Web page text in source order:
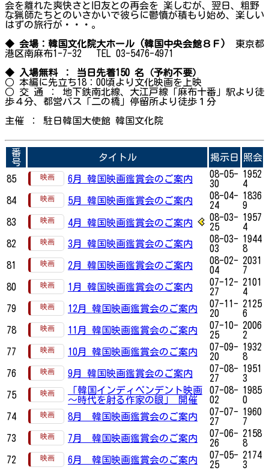
会を離れた爽快さと旧友との再会を 楽しむが、翌日、粗野
な猟師たちとのいさかいで彼らに鬱憤が積もり始め、楽しい
はずの旅行が・・・。
◆ 会場：韓国文化院大ホール (韓国中央会館８Ｆ)
東京都
港区南麻布1-7-32 TEL 03-5476-4971
◆ 入場無料 ： 当日先着150 名（予約不要）
○ 本編に先立ち18：00頃より文化映画を上映
○ 交 通 ： 地下鉄南北線、大江戸線「麻布十番」駅より徒
歩４分、都営バス「二の橋」停留所より徒歩１分
主催 ： 駐日韓国大使館 韓国文化院
番
号
タイトル 掲示日 照会
85 6月 韓国映画鑑賞会のご案内
08-05-
30
1952
4
84
5月 韓国映画鑑賞会のご案内
08-04-
24
1836
9
83
4月 韓国映画鑑賞会のご案内
08-03-
25
1957
4
82
3月 韓国映画鑑賞会のご案内
08-03-
03
1944
8
81
2月 韓国映画鑑賞会のご案内
08-02-
04
2031
7
80
1月 韓国映画鑑賞会のご案内
07-12-
27
2101
4
79
12月 韓国映画鑑賞会のご案内
07-11-
20
2125
6
78
11月 韓国映画鑑賞会のご案内
07-10-
25
2006
2
77
10月 韓国映画鑑賞会のご案内
07-09-
20
1932
8
76
9月 韓国映画鑑賞会のご案内
07-08-
27
1951
3
75
「韓国インディペンデント映画
～時代を射る作家の眼」 開催
07-08-
02
1985
0
74
8月 韓国映画鑑賞会のご案内
07-07-
27
1960
7
73
7月 韓国映画鑑賞会のご案内
07-06-
26
2158
8
72
6月 韓国映画鑑賞会のご案内
07-05-
25
2174
3